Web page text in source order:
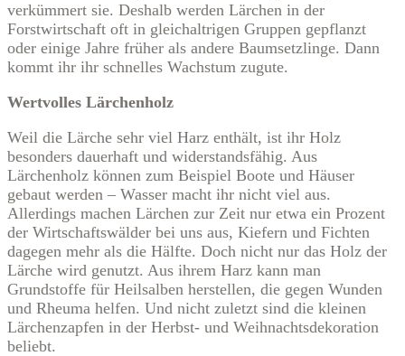
verkümmert sie. Deshalb werden Lärchen in der
Forstwirtschaft oft in gleichaltrigen Gruppen gepflanzt
oder einige Jahre früher als andere Baumsetzlinge. Dann
kommt ihr ihr schnelles Wachstum zugute.
Wertvolles Lärchenholz
Weil die Lärche sehr viel Harz enthält, ist ihr Holz
besonders dauerhaft und widerstandsfähig. Aus
Lärchenholz können zum Beispiel Boote und Häuser
gebaut werden – Wasser macht ihr nicht viel aus.
Allerdings machen Lärchen zur Zeit nur etwa ein Prozent
der Wirtschaftswälder bei uns aus, Kiefern und Fichten
dagegen mehr als die Hälfte. Doch nicht nur das Holz der
Lärche wird genutzt. Aus ihrem Harz kann man
Grundstoffe für Heilsalben herstellen, die gegen Wunden
und Rheuma helfen. Und nicht zuletzt sind die kleinen
Lärchenzapfen in der Herbst- und Weihnachtsdekoration
beliebt.